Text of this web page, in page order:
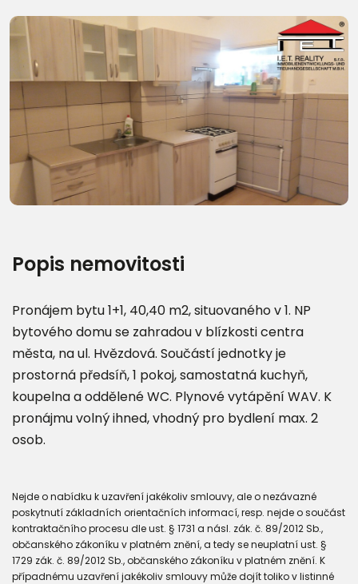
Další fotografie (10)
Popis nemovitosti
Pronájem bytu 1+1, 40,40 m2, situovaného v 1. NP
bytového domu se zahradou v blízkosti centra
města, na ul. Hvězdová. Součástí jednotky je
prostorná předsíň, 1 pokoj, samostatná kuchyň,
koupelna a oddělené WC. Plynové vytápění WAV. K
pronájmu volný ihned, vhodný pro bydlení max. 2
osob.
Nejde o nabídku k uzavření jakékoliv smlouvy, ale o nezávazné
poskytnutí základních orientačních informací, resp. nejde o součást
kontraktačního procesu dle ust. § 1731 a násl. zák. č. 89/2012 Sb.,
občanského zákoníku v platném znění, a tedy se neuplatní ust. §
1729 zák. č. 89/2012 Sb., občanského zákoníku v platném znění. K
případnému uzavření jakékoliv smlouvy může dojít toliko v listinné